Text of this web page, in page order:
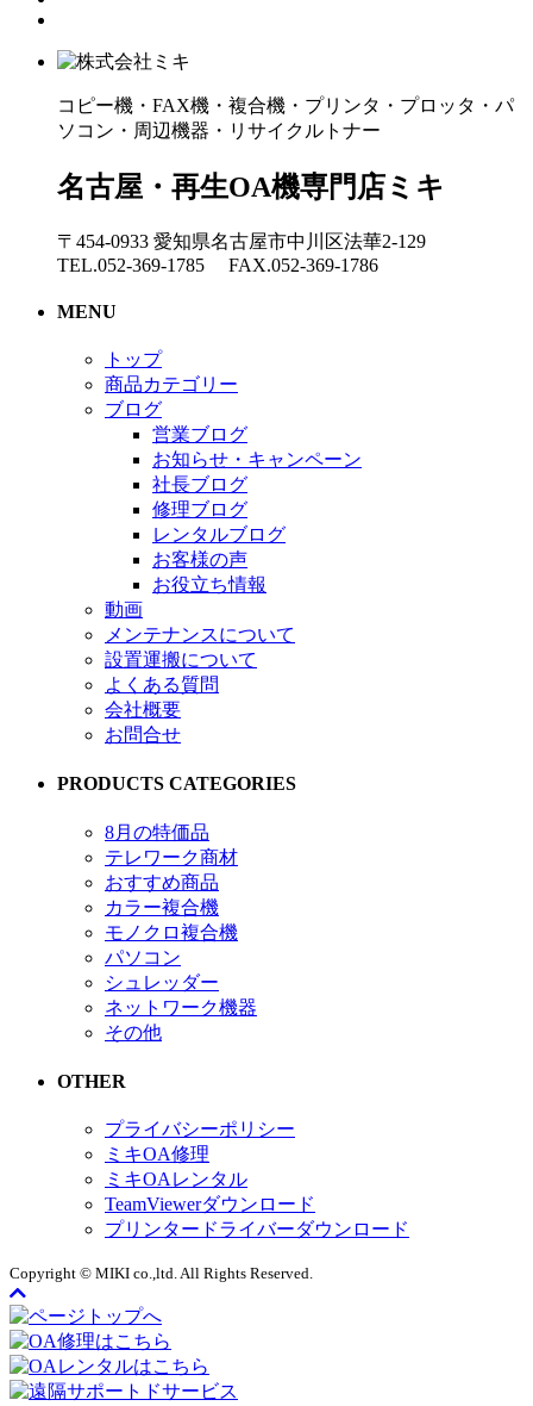
コピー機・FAX機・複合機・プリンタ・プロッタ・パ
ソコン・周辺機器・リサイクルトナー
名古屋・再生OA機専門店ミキ
〒454-0933 愛知県名古屋市中川区法華2-129
TEL.052-369-1785 FAX.052-369-1786
MENU
トップ
商品カテゴリー
ブログ
営業ブログ
お知らせ・キャンペーン
社長ブログ
修理ブログ
レンタルブログ
お客様の声
お役立ち情報
動画
メンテナンスについて
設置運搬について
よくある質問
会社概要
お問合せ
PRODUCTS CATEGORIES
8月の特価品
テレワーク商材
おすすめ商品
カラー複合機
モノクロ複合機
パソコン
シュレッダー
ネットワーク機器
その他
OTHER
プライバシーポリシー
ミキOA修理
ミキOAレンタル
TeamViewerダウンロード
プリンタードライバーダウンロード
Copyright © MIKI co.,ltd. All Rights Reserved.